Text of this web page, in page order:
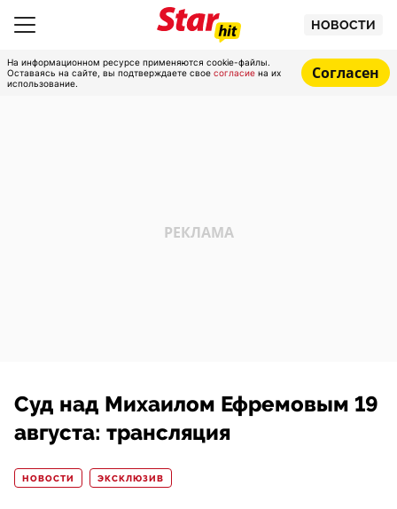
НОВОСТИ
На информационном ресурсе применяются cookie-файлы.
Оставаясь на сайте, вы подтверждаете свое согласие на их
использование.
Согласен
Суд над Михаилом Ефремовым 19
августа: трансляция
НОВОСТИ ЭКСКЛЮЗИВ